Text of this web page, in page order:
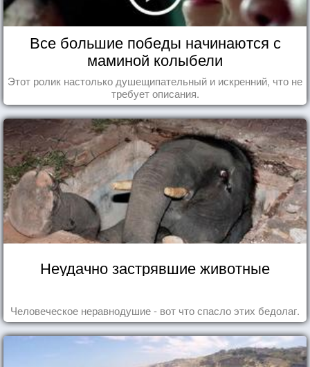
Все большие победы начинаются с
маминой колыбели
Этот ролик настолько душещипательный и искренний, что не
требует описания.
Неудачно застрявшие животные
Человеческое неравнодушие - вот что спасло этих бедолаг.